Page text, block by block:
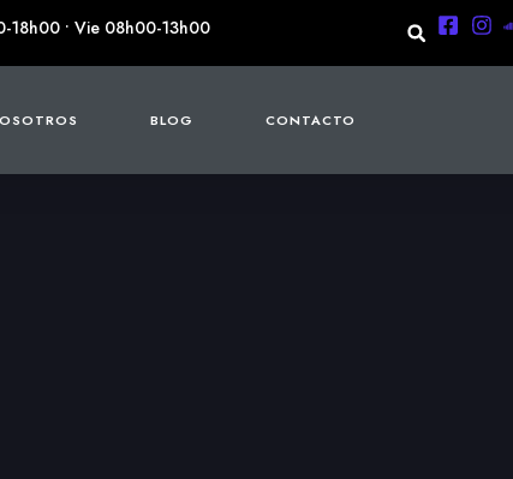
18h00 • Vie 08h00-13h00
BLOG CONTACTO